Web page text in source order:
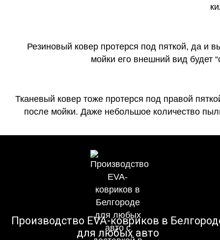
Резиновый ковер протерся под пяткой, да и
мойки его внешний вид будет
Тканевый ковер тоже протерся под правой
после мойки. Даже небольшое количество
Производство EVA-ковриков в
для любых авто